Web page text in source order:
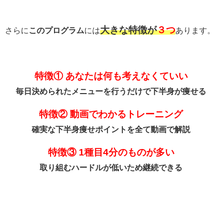
さらに このプログラムには大きな特徴が３つあります。
特徴① あなたは何も考えなくていい
毎日決められたメニューを行うだけで下半身が痩せる
特徴② 動画でわかるトレーニング
確実な下半身痩せポイントを全て動画で解説
特徴③ 1種目4分のものが多い
取り組むハードルが低いため継続できる